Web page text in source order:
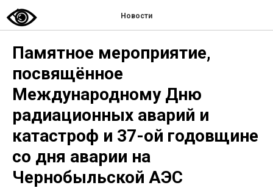
Новости
Памятное мероприятие,
посвящённое
Международному Дню
радиационных аварий и
катастроф и 37-ой годовщине
со дня аварии на
Чернобыльской АЭС